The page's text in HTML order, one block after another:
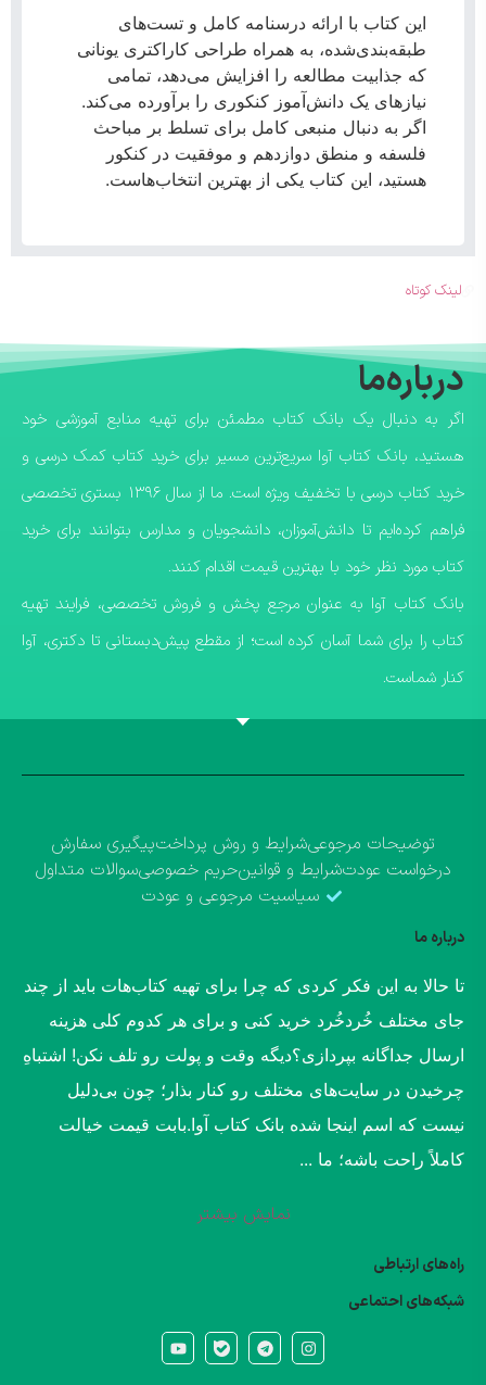
این کتاب با ارائه درسنامه کامل و تست‌های
طبقه‌بندی‌شده، به همراه طراحی کاراکتری یونانی
که جذابیت مطالعه را افزایش می‌دهد، تمامی
نیازهای یک دانش‌آموز کنکوری را برآورده می‌کند.
اگر به دنبال منبعی کامل برای تسلط بر مباحث
فلسفه و منطق دوازدهم و موفقیت در کنکور
هستید، این کتاب یکی از بهترین انتخاب‌هاست.
لینک کوتاه
درباره‌ما
اگر به دنبال یک بانک کتاب مطمئن برای تهیه منابع آموزشی خود
هستید، بانک کتاب آوا سریع‌ترین مسیر برای خرید کتاب کمک درسی و
خرید کتاب درسی با تخفیف ویژه است. ما از سال ۱۳۹۶ بستری تخصصی
فراهم کرده‌ایم تا دانش‌آموزان، دانشجویان و مدارس بتوانند برای خرید
کتاب مورد نظر خود با بهترین قیمت اقدام کنند.
​بانک کتاب آوا به عنوان مرجع پخش و فروش تخصصی، فرایند تهیه
کتاب را برای شما آسان کرده است؛ از مقطع پیش‌دبستانی تا دکتری، آوا
کنار شماست.
توضیحات مرجوعیشرایط و روش پرداختپیگیری سفارش
درخواست عودتشرایط و قوانینحریم خصوصیسوالات متداول
سیاسیت مرجوعی و عودت
درباره ما
​تا حالا به این فکر کردی که چرا برای تهیه کتاب‌هات باید از چند
جای مختلف خُردخُرد خرید کنی و برای هر کدوم کلی هزینه
ارسال جداگانه بپردازی؟​دیگه وقت و پولت رو تلف نکن! اشتباهِ
چرخیدن در سایت‌های مختلف رو کنار بذار؛ چون بی‌دلیل
نیست که اسم اینجا شده بانک کتاب آوا.​بابت قیمت خیالت
کاملاً راحت باشه؛ ما ...
نمایش بیشتر
راه‌های ارتباطی
شبکه‌های احتماعی